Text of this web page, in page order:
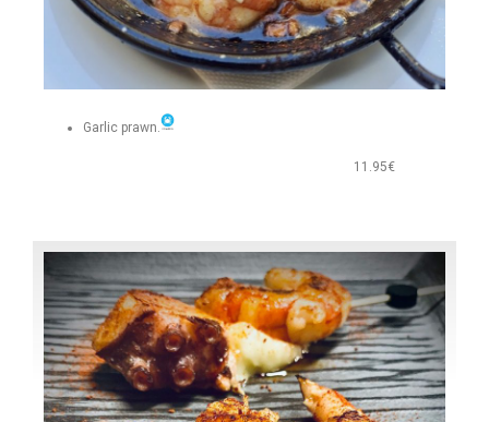
Garlic prawn.
11.95€